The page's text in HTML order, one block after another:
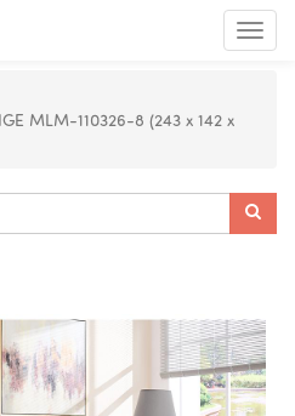
Menú
de
MLM-110326-8 (243 x 142 x